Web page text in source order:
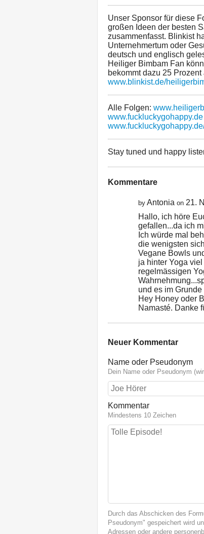
Unser Sponsor für diese
großen Ideen der besten
zusammenfasst. Blinkist
Unternehmertum oder
deutsch und englisch
Heiliger Bimbam Fan
bekommt dazu 25
www.blinkist.de/
Alle Folgen:
www.fuckluckygohappy.de
Stay tuned und happy
Kommentare
by Antonia on 21.
Hallo, ich höre
gefallen...da ich
Ich würde mal
die wenigsten
Vegane Bowls
ja hinter Yoga
regelmässigen
und es im
Hey Honey oder
Namasté. Danke
Neuer Kommentar
Name oder Pseudonym
Dein Name oder Pseudonym
Kommentar
Mindestens 10 Zeichen
Durch das Abschicken des
Pseudonym" gespeichert wird
Adressen oder andere